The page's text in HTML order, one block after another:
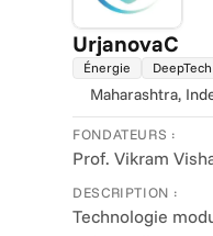
UrjanovaC
Énergie DeepTech
Maharashtra,
FONDATEURS :
Prof. Vikram
DESCRIPTION :
Technologie